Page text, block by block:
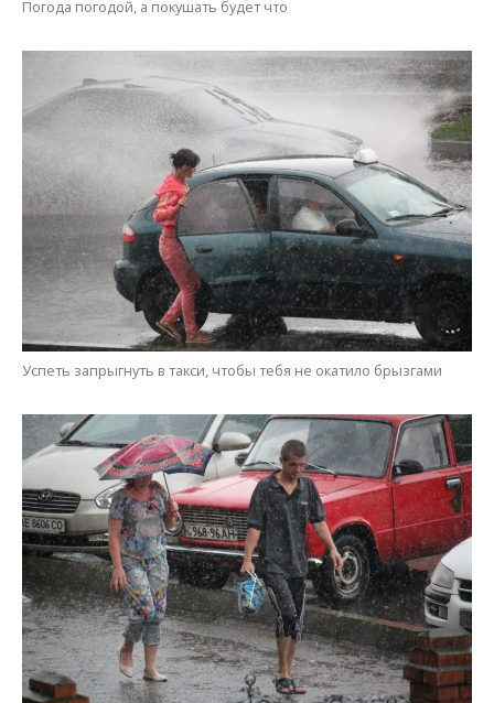
Успеть запрыгнуть в такси, чтобы тебя не окатило брызгами
Когда зонт сломался в самый неподходящий момент